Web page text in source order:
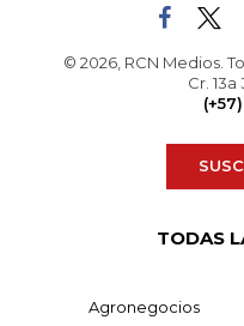
© 2026, RCN Medios.
Cr.
TODAS
Agronegocios